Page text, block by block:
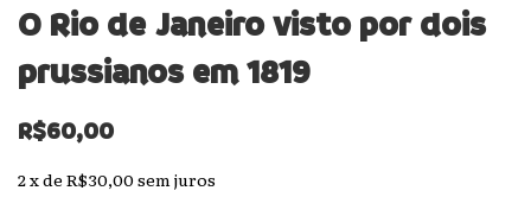
O Rio de Janeiro visto por dois
prussianos em 1819
R$60,00
2xde R$30,00 sem juros